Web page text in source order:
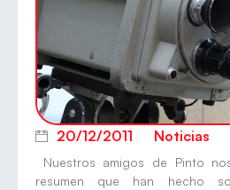
20/12/2011 Noticias
Nuestros amigos de Pinto
resumen que han hecho